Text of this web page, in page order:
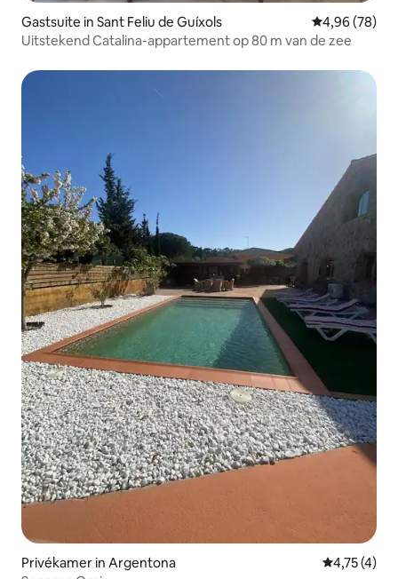
Gastsuite in Sant Feliu de Guíxols Gemiddelde
4,96 (78)
Uitstekend Catalina-appartement op 80 m van de zee
Privékamer in Argentona
4,75 (4)